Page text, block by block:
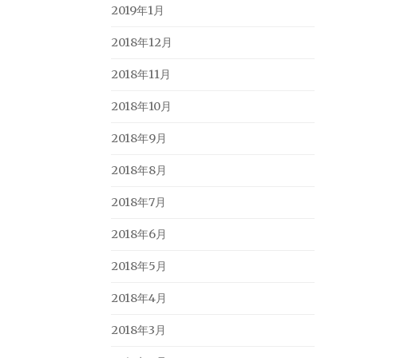
2019年1月
2018年12月
2018年11月
2018年10月
2018年9月
2018年8月
2018年7月
2018年6月
2018年5月
2018年4月
2018年3月